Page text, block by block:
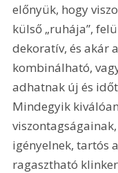
előnyük, hogy
külső „ruhája”,
dekoratív, és akár
kombinálható,
adhatnak új és
Mindegyik
igényelnek, tartós
ragasztható